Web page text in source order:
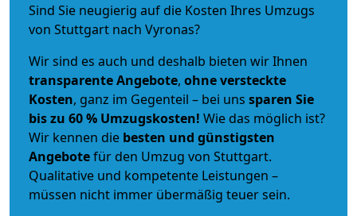
Sind Sie neugierig auf die Kosten Ihres Umzugs
von Stuttgart nach Vyronas?
Wir sind es auch und deshalb bieten wir Ihnen
transparente Angebote, ohne versteckte
Kosten, ganz im Gegenteil – bei uns sparen Sie
bis zu 60 % Umzugskosten! Wie das möglich ist?
Wir kennen die besten und günstigsten
Angebotefür den Umzug von Stuttgart.
Qualitative und kompetente Leistungen –
müssen nicht immer übermäßig teuer sein.